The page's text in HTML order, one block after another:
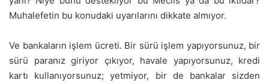
Muhalefetin bu konudaki uyarılarını dikkate almıyor.
Ve bankaların işlem ücreti. Bir sürü işlem yapıyorsunuz, bir
sürü paranız giriyor çıkıyor, havale yapıyorsunuz, kredi
kartı kullanıyorsunuz; yetmiyor, bir de bankalar sizden